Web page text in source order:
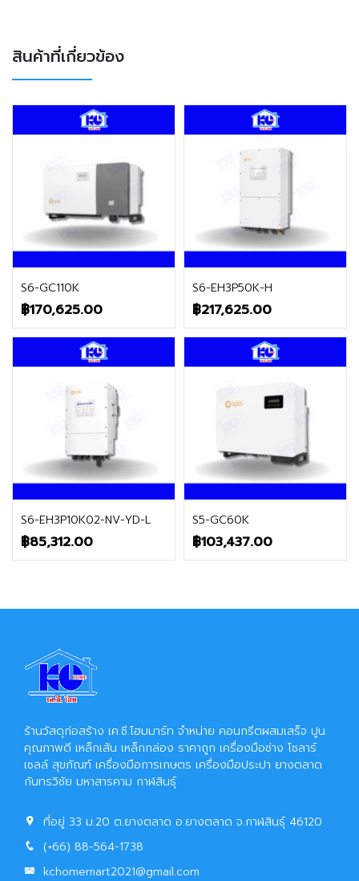
สินค้าที่เกี่ยวข้อง
S6-GC110K
฿170,625.00
ติดต่อฝ่ายขาย S6-EH3P50K-H
฿217,625.00
ติดต่อฝ่ายขาย
S6-EH3P10K02-NV-YD-L
฿85,312.00
ติดต่อฝ่ายขาย S5-GC60K
฿103,437.00
ติดต่อฝ่ายขาย
ร้านวัสดุก่อสร้าง เค.ซี.โฮมมาร์ท จำหน่าย คอนกรีตผสมเสร็จ ปูน
คุณภาพดี เหล็กเส้น เหล็กกล่อง ราคาถูก เครื่องมือช่าง โซลาร์
เซลล์ สุขภัณฑ์ เครื่องมือการเกษตร เครื่องมือประปา ยางตลาด
กันทรวิชัย มหาสารคาม กาฬสินธุ์
ที่อยู่ 33 ม.20 ต.ยางตลาด อ.ยางตลาด จ.กาฬสินธุ์ 46120
(+66) 88-564-1738
kchomemart2021@gmail.com